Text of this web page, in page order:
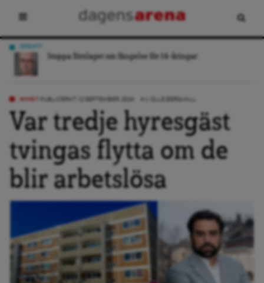
Målet är att fylla flödet med skit
Var tredje hyresgäst
tvingas flytta om de
blir arbetslösa